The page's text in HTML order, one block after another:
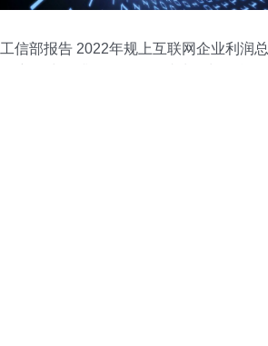
工信部报告 2022年规上互联网企业利润总